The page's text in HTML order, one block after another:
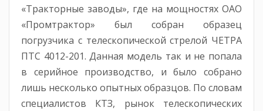
«Тракторные заводы», где на мощностях ОАО
«Промтрактор» был собран образец
погрузчика с телескопической стрелой ЧЕТРА
ПТС 4012-201. Данная модель так и не попала
в серийное производство, и было собрано
лишь несколько опытных образцов. По словам
специалистов КТЗ, рынок телескопических